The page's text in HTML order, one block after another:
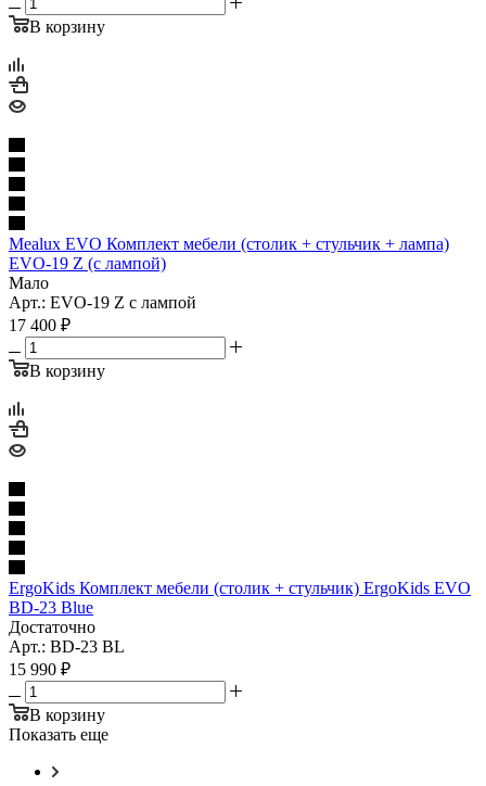
В корзину
Mealux EVO Комплект мебели (столик + стульчик + лампа)
EVO-19 Z (с лампой)
Мало
Арт.: EVO-19 Z с лампой
17 400 ₽
В корзину
ErgoKids Комплект мебели (столик + стульчик) ErgoKids EVO
BD-23 Blue
Достаточно
Арт.: BD-23 BL
15 990 ₽
В корзину
Показать еще